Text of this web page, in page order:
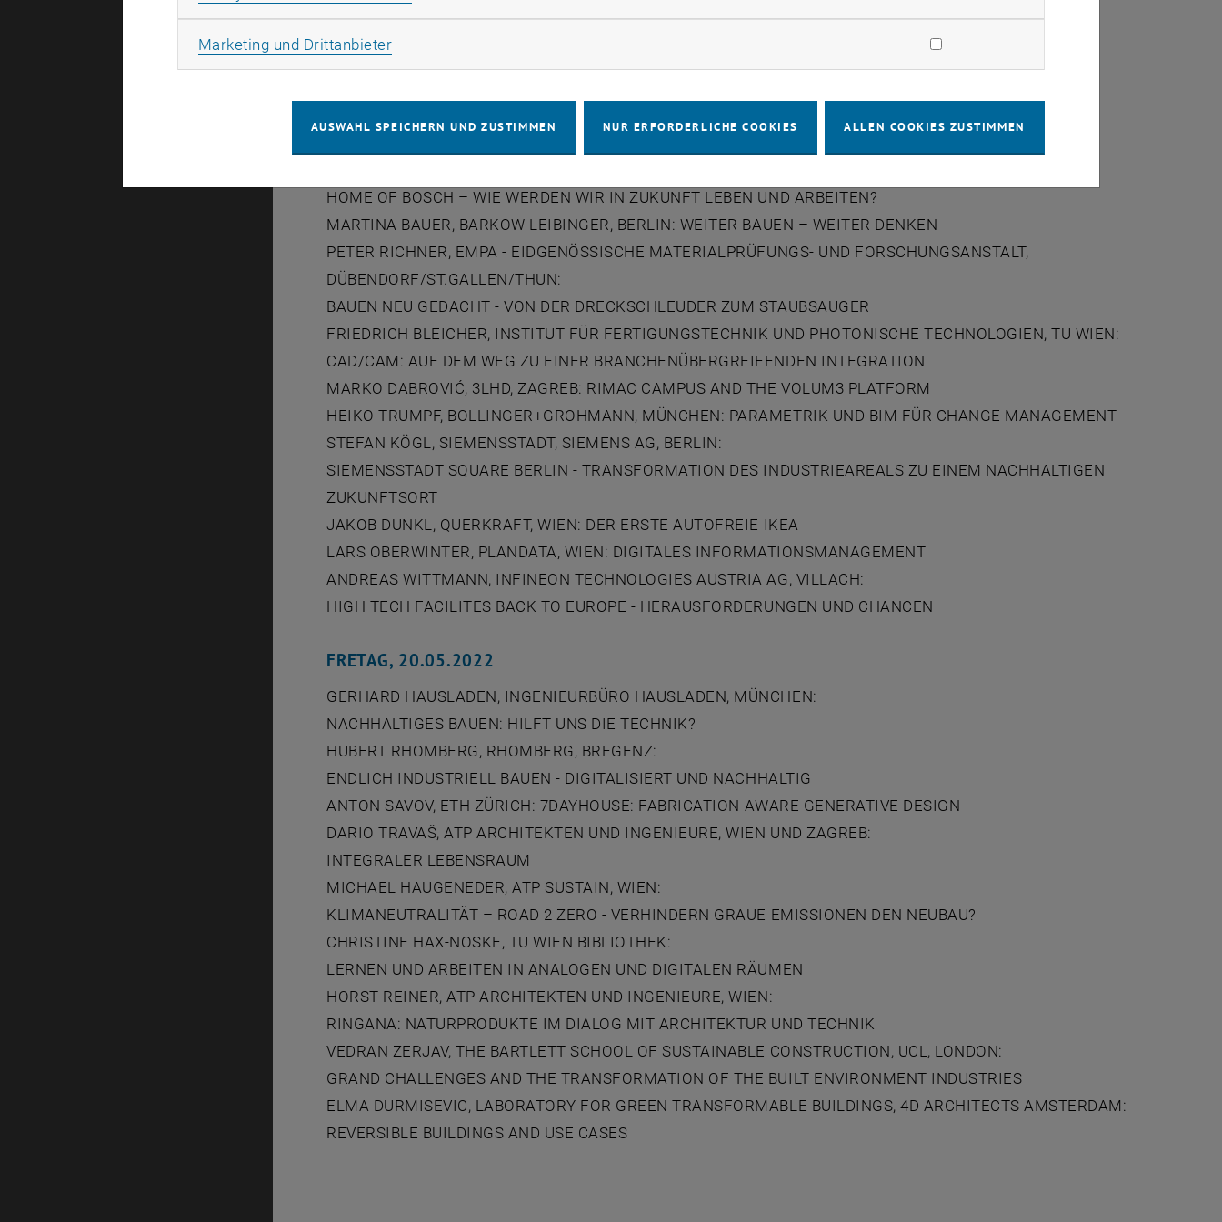
DONNERSTAG, 19.05.2022
GUNTER HENN, HENN, MÜNCHEN/BERLIN/PEKING:
HOME OF BOSCH – WIE WERDEN WIR IN ZUKUNFT LEBEN UND ARBEITEN?
MARTINA BAUER, BARKOW LEIBINGER, BERLIN: WEITER BAUEN – WEITER DENKEN
PETER RICHNER, EMPA - EIDGENÖSSISCHE MATERIALPRÜFUNGS- UND FORSCHUNGSANSTALT,
DÜBENDORF/ST.GALLEN/THUN:
BAUEN NEU GEDACHT - VON DER DRECKSCHLEUDER ZUM STAUBSAUGER
FRIEDRICH BLEICHER, INSTITUT FÜR FERTIGUNGSTECHNIK UND PHOTONISCHE TECHNOLOGIEN, TU WIEN:
CAD/CAM: AUF DEM WEG ZU EINER BRANCHENÜBERGREIFENDEN INTEGRATION
MARKO DABROVIĆ, 3LHD, ZAGREB: RIMAC CAMPUS AND THE VOLUM3 PLATFORM
HEIKO TRUMPF, BOLLINGER+GROHMANN, MÜNCHEN: PARAMETRIK UND BIM FÜR CHANGE MANAGEMENT
STEFAN KÖGL, SIEMENSSTADT, SIEMENS AG, BERLIN:
SIEMENSSTADT SQUARE BERLIN - TRANSFORMATION DES INDUSTRIEAREALS ZU EINEM NACHHALTIGEN
ZUKUNFTSORT
JAKOB DUNKL, QUERKRAFT, WIEN: DER ERSTE AUTOFREIE IKEA
LARS OBERWINTER, PLANDATA, WIEN: DIGITALES INFORMATIONSMANAGEMENT
ANDREAS WITTMANN, INFINEON TECHNOLOGIES AUSTRIA AG, VILLACH:
HIGH TECH FACILITES BACK TO EUROPE - HERAUSFORDERUNGEN UND CHANCEN
FRETAG, 20.05.2022
GERHARD HAUSLADEN, INGENIEURBÜRO HAUSLADEN, MÜNCHEN:
NACHHALTIGES BAUEN: HILFT UNS DIE TECHNIK?
HUBERT RHOMBERG, RHOMBERG, BREGENZ:
ENDLICH INDUSTRIELL BAUEN - DIGITALISIERT UND NACHHALTIG
ANTON SAVOV, ETH ZÜRICH: 7DAYHOUSE: FABRICATION-AWARE GENERATIVE DESIGN
DARIO TRAVAŠ, ATP ARCHITEKTEN UND INGENIEURE, WIEN UND ZAGREB:
INTEGRALER LEBENSRAUM
MICHAEL HAUGENEDER, ATP SUSTAIN, WIEN:
KLIMANEUTRALITÄT – ROAD 2 ZERO - VERHINDERN GRAUE EMISSIONEN DEN NEUBAU?
CHRISTINE HAX-NOSKE, TU WIEN BIBLIOTHEK:
LERNEN UND ARBEITEN IN ANALOGEN UND DIGITALEN RÄUMEN
HORST REINER, ATP ARCHITEKTEN UND INGENIEURE, WIEN:
RINGANA: NATURPRODUKTE IM DIALOG MIT ARCHITEKTUR UND TECHNIK
VEDRAN ZERJAV, THE BARTLETT SCHOOL OF SUSTAINABLE CONSTRUCTION, UCL, LONDON:
GRAND CHALLENGES AND THE TRANSFORMATION OF THE BUILT ENVIRONMENT INDUSTRIES
ELMA DURMISEVIC, LABORATORY FOR GREEN TRANSFORMABLE BUILDINGS, 4D ARCHITECTS AMSTERDAM:
REVERSIBLE BUILDINGS AND USE CASES
Marketing und DrittanbieterMarketing Cookies zulassen
AUSWAHL SPEICHERN UND ZUSTIMMEN NUR ERFORDERLICHE COOKIES ALLEN COOKIES ZUSTIMMEN